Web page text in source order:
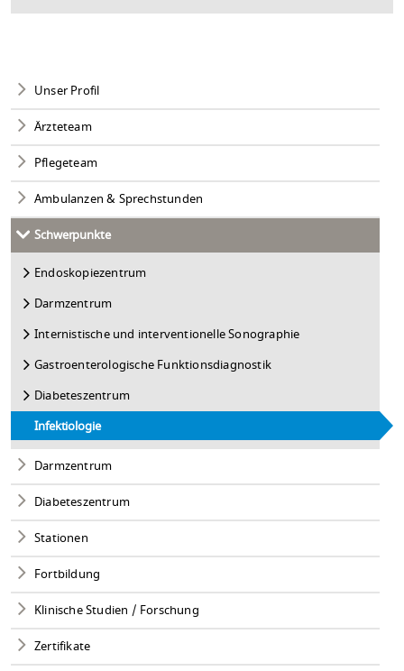
Unser Profil
Ärzteteam
Pflegeteam
Ambulanzen & Sprechstunden
Schwerpunkte
Endoskopiezentrum
Darmzentrum
Internistische und interventionelle Sonographie
Gastroenterologische Funktionsdiagnostik
Diabeteszentrum
Infektiologie
Darmzentrum
Diabeteszentrum
Stationen
Fortbildung
Klinische Studien / Forschung
Zertifikate